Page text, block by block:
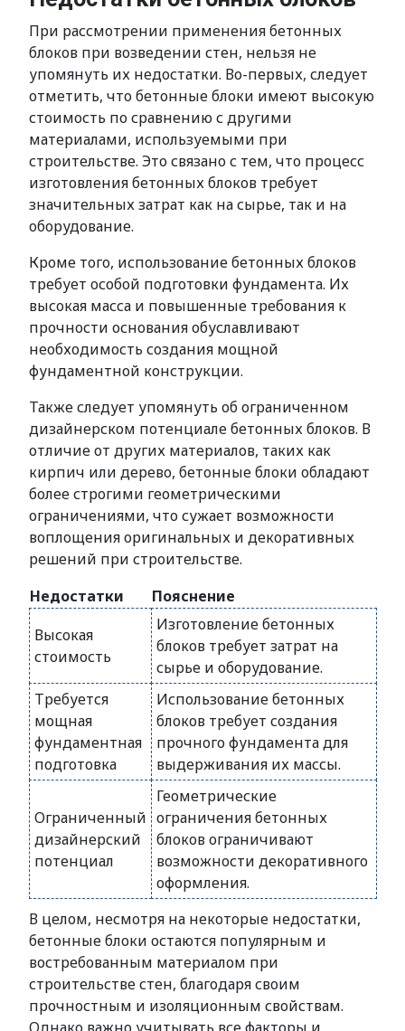
При рассмотрении применения бетонных
блоков при возведении стен, нельзя не
упомянуть их недостатки. Во-первых, следует
отметить, что бетонные блоки имеют высокую
стоимость по сравнению с другими
материалами, используемыми при
строительстве. Это связано с тем, что процесс
изготовления бетонных блоков требует
значительных затрат как на сырье, так и на
оборудование.
Кроме того, использование бетонных блоков
требует особой подготовки фундамента. Их
высокая масса и повышенные требования к
прочности основания обуславливают
необходимость создания мощной
фундаментной конструкции.
Также следует упомянуть об ограниченном
дизайнерском потенциале бетонных блоков. В
отличие от других материалов, таких как
кирпич или дерево, бетонные блоки обладают
более строгими геометрическими
ограничениями, что сужает возможности
воплощения оригинальных и декоративных
решений при строительстве.
Недостатки
Пояснение
Высокая
стоимость
Изготовление бетонных
блоков требует затрат на
сырье и оборудование.
Требуется
мощная
фундаментная
подготовка
Использование бетонных
блоков требует создания
прочного фундамента для
выдерживания их массы.
Ограниченный
дизайнерский
потенциал
Геометрические
ограничения бетонных
блоков ограничивают
возможности декоративного
оформления.
В целом, несмотря на некоторые недостатки,
бетонные блоки остаются популярным и
востребованным материалом при
строительстве стен, благодаря своим
прочностным и изоляционным свойствам.